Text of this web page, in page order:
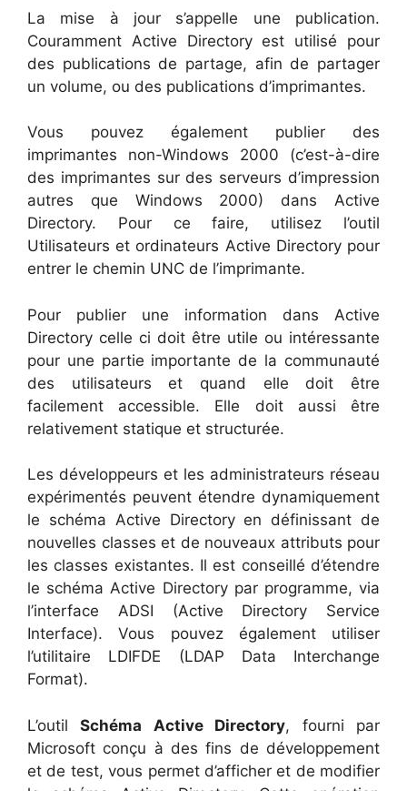
La mise à jour s’appelle une publication.
Couramment Active Directory est utilisé pour
des publications de partage, afin de partager
un volume, ou des publications d’imprimantes.
Vous pouvez également publier des
imprimantes non-Windows 2000 (c’est-à-dire
des imprimantes sur des serveurs d’impression
autres que Windows 2000) dans Active
Directory. Pour ce faire, utilisez l’outil
Utilisateurs et ordinateurs Active Directory pour
entrer le chemin UNC de l’imprimante.
Pour publier une information dans Active
Directory celle ci doit être utile ou intéressante
pour une partie importante de la communauté
des utilisateurs et quand elle doit être
facilement accessible. Elle doit aussi être
relativement statique et structurée.
Les développeurs et les administrateurs réseau
expérimentés peuvent étendre dynamiquement
le schéma Active Directory en définissant de
nouvelles classes et de nouveaux attributs pour
les classes existantes. Il est conseillé d’étendre
le schéma Active Directory par programme, via
l’interface ADSI (Active Directory Service
Interface). Vous pouvez également utiliser
l’utilitaire LDIFDE (LDAP Data Interchange
Format).
L’outilSchéma Active Directory, fourni par
Microsoft conçu à des fins de développement
et de test, vous permet d’afficher et de modifier